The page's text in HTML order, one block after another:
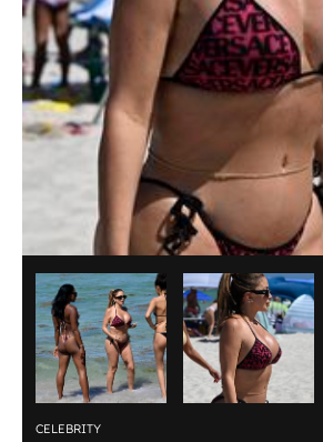
CELEBRITY